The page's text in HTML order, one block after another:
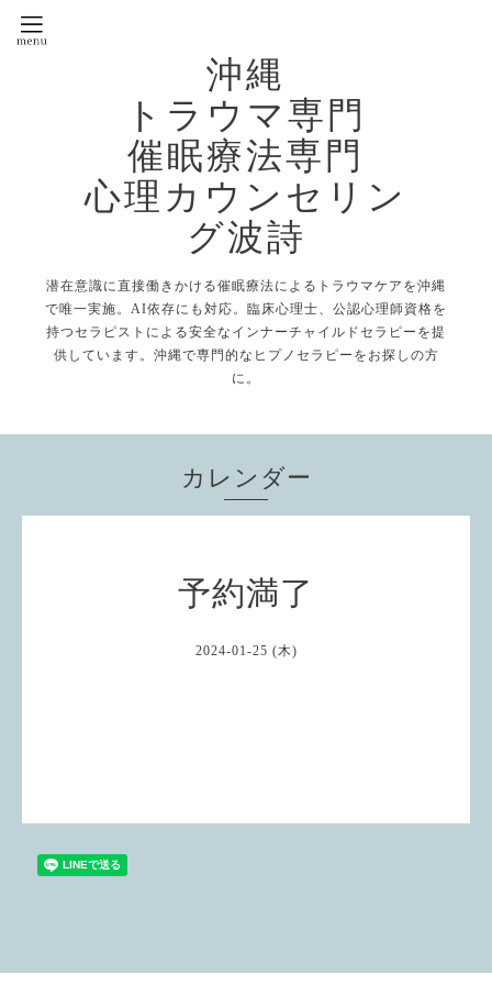
沖縄
トラウマ専門
催眠療法専門
心理カウンセリン
グ波詩
潜在意識に直接働きかける催眠療法によるトラウマケアを沖縄
で唯一実施。AI依存にも対応。臨床心理士、公認心理師資格を
持つセラピストによる安全なインナーチャイルドセラピーを提
供しています。沖縄で専門的なヒプノセラピーをお探しの方
に。
カレンダー
予約満了
2024-01-25 (木)